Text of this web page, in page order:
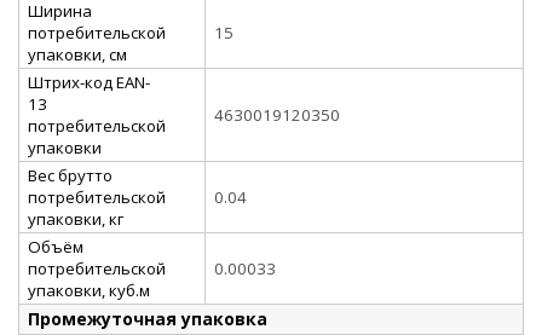
Ширина
потребительской
упаковки, см
15
Штрих-код EAN-
13
потребительской
упаковки
4630019120350
Вес брутто
потребительской
упаковки, кг
0.04
Объём
потребительской
упаковки, куб.м
0.00033
Промежуточная упаковка